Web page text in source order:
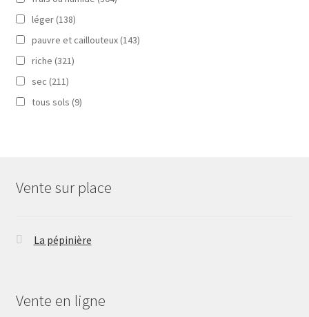
léger (138)
pauvre et caillouteux (143)
riche (321)
sec (211)
tous sols (9)
Vente sur place
La pépinière
Vente en ligne